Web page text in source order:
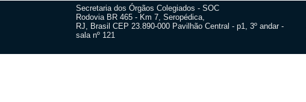
Secretaria dos Órgãos Colegiados - SOC
Rodovia BR 465 - Km 7, Seropédica,
RJ, Brasil CEP 23.890-000 Pavilhão Central - p1, 3º andar -
sala nº 121